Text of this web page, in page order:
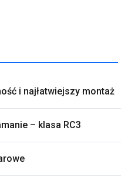
i najłatwiejszy montaż
– klasa RC3